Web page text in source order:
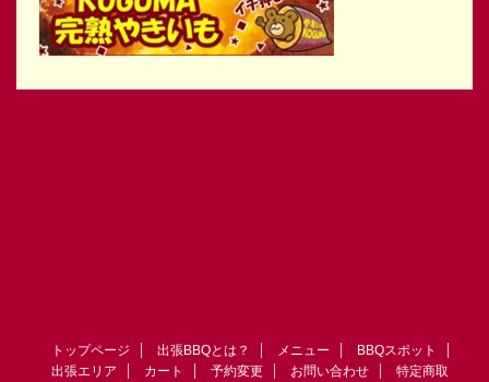
トップページ 出張BBQとは？ メニュー
BBQスポット
出張エリア
カート 予約変更 お問い合わせ
特定商取